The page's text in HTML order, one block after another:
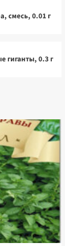
смесь, 0.01 г
гиганты, 0.3 г